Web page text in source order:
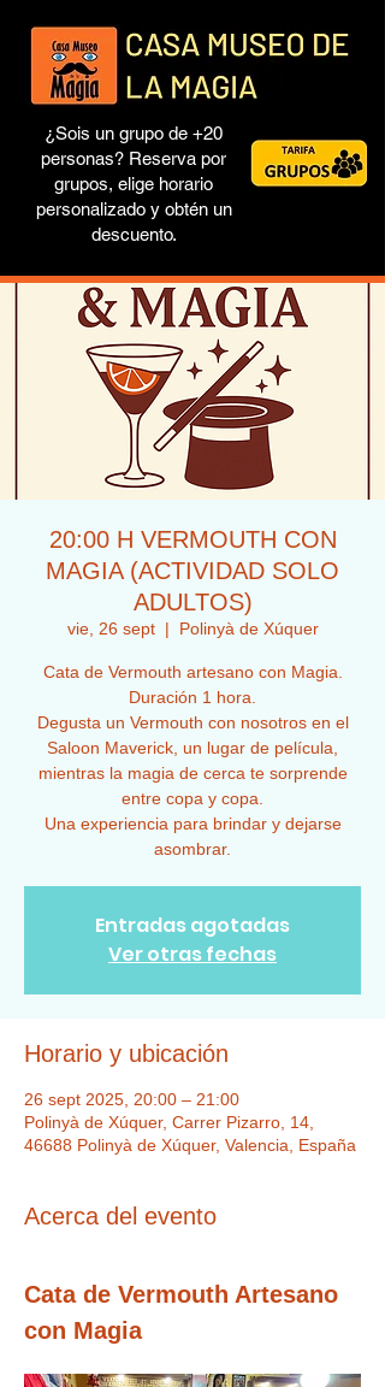
¿Sois un grupo de +20
personas? Reserva por
grupos, elige horario
personalizado y obtén un
descuento.
20:00 H VERMOUTH CON
MAGIA (ACTIVIDAD SOLO
ADULTOS)
vie, 26 sept
  |
Polinyà de Xúquer
Cata de Vermouth artesano con Magia.
Duración 1 hora.
Degusta un Vermouth con nosotros en el
Saloon Maverick, un lugar de película,
mientras la magia de cerca te sorprende
entre copa y copa.
Una experiencia para brindar y dejarse
asombrar.
Entradas agotadas
Ver otras fechas
Horario y ubicación
26 sept 2025, 20:00 – 21:00
Polinyà de Xúquer, Carrer Pizarro, 14,
46688 Polinyà de Xúquer, Valencia, España
Acerca del evento
Cata de Vermouth Artesano
con Magia